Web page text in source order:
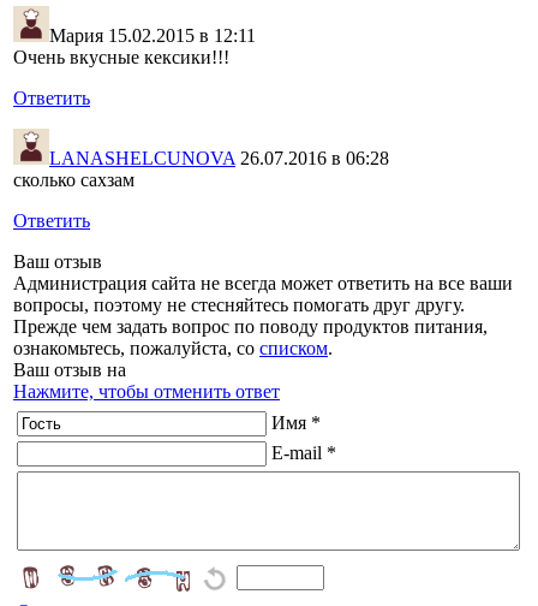
Мария 15.02.2015 в 12:11
Очень вкусные кексики!!!
Ответить
LANASHELCUNOVA 26.07.2016 в 06:28
сколько сахзам
Ответить
Ваш отзыв
Администрация сайта не всегда может ответить на все ваши
вопросы, поэтому не стесняйтесь помогать друг другу.
Прежде чем задать вопрос по поводу продуктов питания,
ознакомьтесь, пожалуйста, со списком.
Ваш отзыв на
Нажмите, чтобы отменить ответ
Имя *
E-mail *